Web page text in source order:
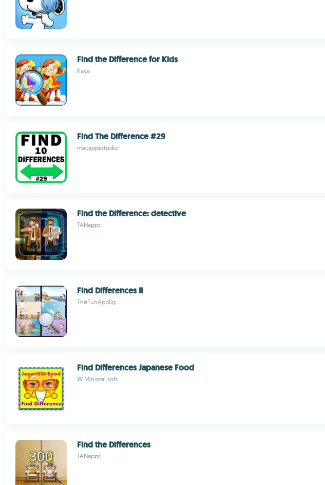
Find the Difference for Kids
Kaya
Find The Difference #29
macappsstudio
Find the Difference: detective
TANapps
Find Differences II
TheFunAppSg
Find Differences Japanese Food
W Minimal soft
Find the Differences
TANapps